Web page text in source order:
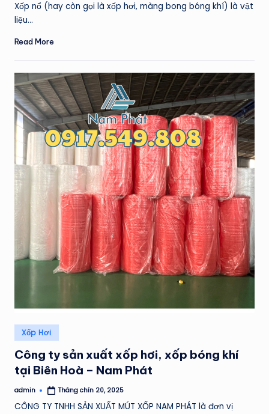
Xốp nổ (hay còn gọi là xốp hơi, màng bong bóng khí) là vật
liệu…
Read More
Posted
in
Xốp Hơi
Công ty sản xuất xốp hơi, xốp bóng khí
tại Biên Hoà – Nam Phát
Posted
admin Tháng chín 20, 2025
CÔNG TY TNHH SẢN XUẤT MÚT XỐP NAM PHÁT là đơn vị